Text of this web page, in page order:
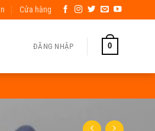
Cửa hàng
ĐĂNG NHẬP 0